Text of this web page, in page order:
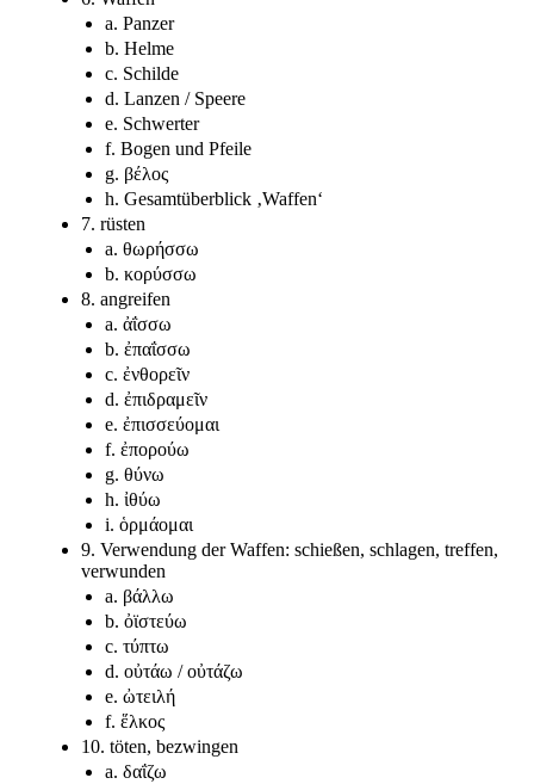
a. Panzer
b. Helme
c. Schilde
d. Lanzen / Speere
e. Schwerter
f. Bogen und Pfeile
g. βέλος
h. Gesamtüberblick ‚Waffen‘
7. rüsten
a. θωρήσσω
b. κορύσσω
8. angreifen
a. ἀΐσσω
b. ἐπαΐσσω
c. ἐνθορεῖν
d. ἐπιδραμεῖν
e. ἐπισσεύομαι
f. ἐπορούω
g. θύνω
h. ἰθύω
i. ὁρμάομαι
9. Verwendung der Waffen: schießen, schlagen, treffen,
verwunden
a. βάλλω
b. ὀϊστεύω
c. τύπτω
d. οὐτάω / οὐτάζω
e. ὠτειλή
f. ἕλκος
10. töten, bezwingen
a. δαΐζω